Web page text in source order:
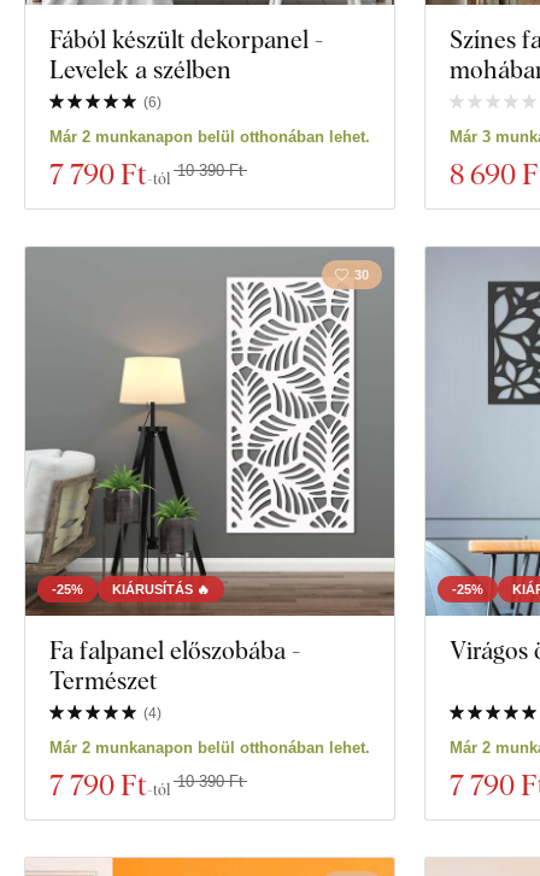
Fából készült dekorpanel -
Levelek a szélben
(6)
Már 2 munkanapon belül otthonában lehet.
7 790 Ft-tól 10 390 Ft
Színes
Már 3
8 690
-25% KIÁRUSÍTÁS 🔥
30
Fa falpanel előszobába -
Természet
(4)
Már 2 munkanapon belül otthonában lehet.
7 790 Ft-tól 10 390 Ft
-25%
Virágos
Már 2
7 790